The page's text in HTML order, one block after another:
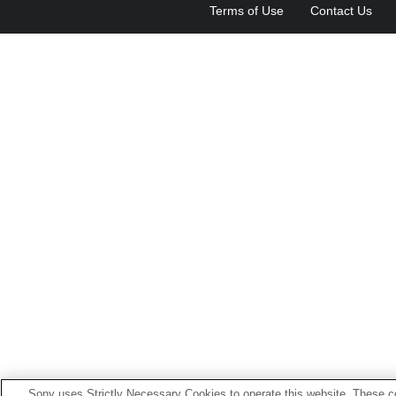
Terms of Use Contact Us